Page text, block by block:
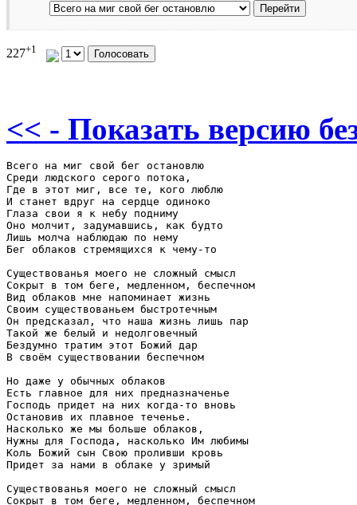
227+1
<< - Показать версию
Всего на миг свой бег остановлю
Среди людского серого потока,
Где в этот миг, все те, кого люблю
И станет вдруг на сердце одиноко
Глаза свои я к небу подниму
Оно молчит, задумавшись, как будто
Лишь молча наблюдаю по нему
Бег облаков стремящихся к чему-то
Существованья моего не сложный смысл
Сокрыт в том беге, медленном, беспечном
Вид облаков мне напоминает жизнь
Своим существованьем быстротечным
Он предсказал, что наша жизнь лишь пар
Такой же белый и недолговечный
Бездумно тратим этот Божий дар
В своём существовании беспечном
Но даже у обычных облаков
Есть главное для них предназначенье
Господь придет на них когда-то вновь
Остановив их плавное теченье.
Насколько же мы больше облаков,
Нужны для Господа, насколько Им любимы
Коль Божий сын Свою проливши кровь
Придет за нами в облаке у зримый
Существованья моего не сложный смысл
Сокрыт в том беге, медленном, беспечном